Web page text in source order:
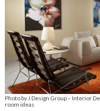
Photo by J Design Group – Interior
room ideas